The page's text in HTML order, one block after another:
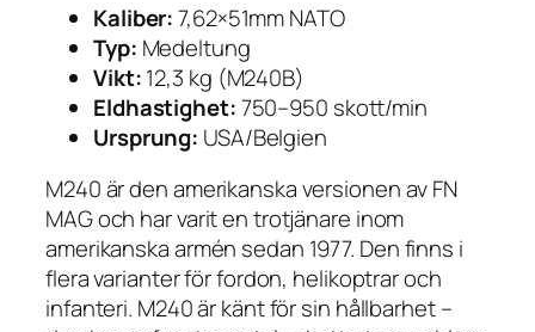
Kaliber:7,62×51mm NATO
Typ: Medeltung
Vikt:12,3 kg (M240B)
Eldhastighet:750–950 skott/min
Ursprung: USA/Belgien
M240 är den amerikanska versionen av FN
MAG och har varit en trotjänare inom
amerikanska armén sedan 1977. Den finns i
flera varianter för fordon, helikoptrar och
infanteri. M240 är känt för sin hållbarhet –